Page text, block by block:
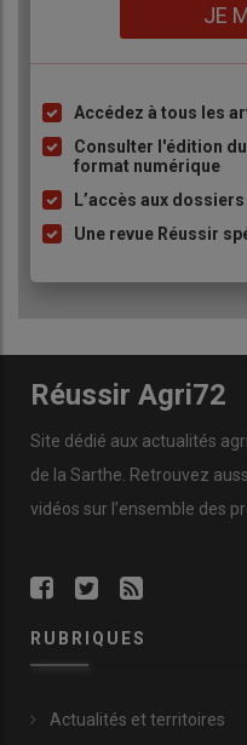
JE
Liste
à
puce
Accédez à tous les
Consulter l'édition
format numérique
L’accès aux
Une revue Réussir
Réussir Agri72
Site dédié aux actualités
de la Sarthe. Retrouvez
vidéos sur l’ensemble des
RUBRIQUES
Actualités et territoires